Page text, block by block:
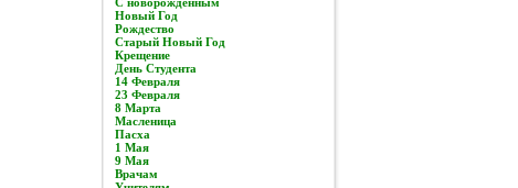
Новый Год
Рождество
Старый Новый Год
Крещение
День Студента
14 Февраля
23 Февраля
8 Марта
Масленица
Пасха
1 Мая
9 Мая
Врачам